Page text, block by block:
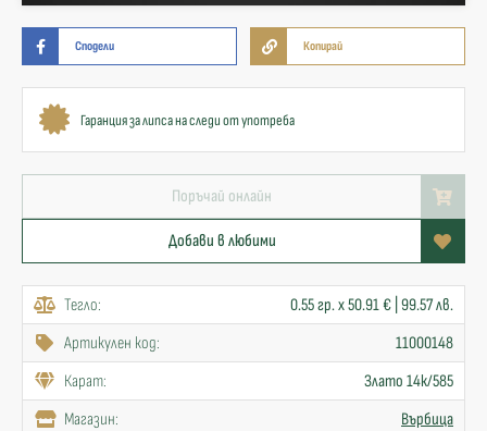
Сподели Копирай
Гаранция за липса на следи от употреба
Поръчай онлайн
Добави в любими
Тегло:
0.55 гр. x 50.91 € | 99.57 лв.
Артикулен код:
11000148
Карат:
Злато 14к/585
Mагазин:
Върбица